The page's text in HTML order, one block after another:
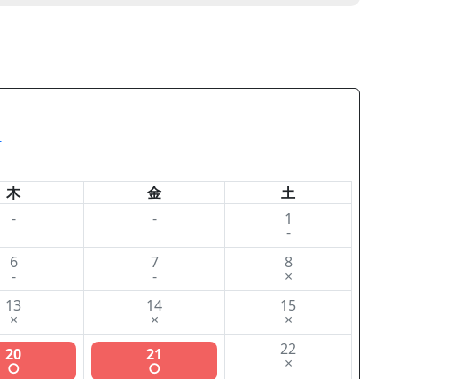
木 金
土
- - 1
-
6
-
7
-
8
×
13
×
14
×
15
×
20
○
21
○
22
×